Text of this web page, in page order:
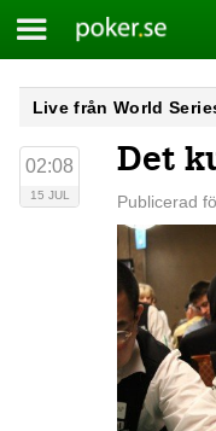
Skip
content
Meny
Poker.se
Live från World
02:08
15 JUL
Det
Publicerad